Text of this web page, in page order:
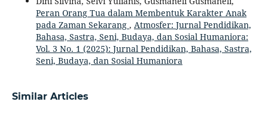
Peran Orang Tua dalam Membentuk Karakter Anak
pada Zaman Sekarang , Atmosfer: Jurnal Pendidikan,
Bahasa, Sastra, Seni, Budaya, dan Sosial Humaniora:
Vol. 3 No. 1 (2025): Jurnal Pendidikan, Bahasa, Sastra,
Seni, Budaya, dan Sosial Humaniora
Similar Articles